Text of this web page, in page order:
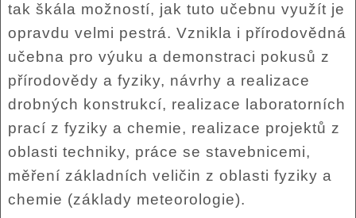
tak škála možností, jak tuto učebnu využít je
opravdu velmi pestrá. Vznikla i přírodovědná
učebna pro výuku a demonstraci pokusů z
přírodovědy a fyziky, návrhy a realizace
drobných konstrukcí, realizace laboratorních
prací z fyziky a chemie, realizace projektů z
oblasti techniky, práce se stavebnicemi,
měření základních veličin z oblasti fyziky a
chemie (základy meteorologie).